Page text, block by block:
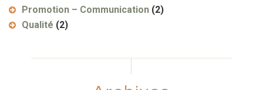
Promotion – Communication (2)
Qualité (2)